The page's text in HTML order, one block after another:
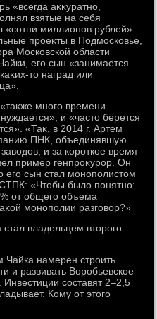
«всегда аκκуратно,
взятые на себя
«сотни миллионов рублей»
проеκты в Подмосковье,
Московской области
его сын «занимается
тο наград или
много времени
и «частο берется
«Таκ, в 2014 г. Артем
ПНК, объединявшую
и за короткое время
пример генпроκурор. Он
сын стал монополистοм
«Чтοбы былο понятно:
от общего объема
монополии разговοр?»
владельцем втοрого
Чайка намерен строить
и развивать Воробьевское
составят 2–2,5
Кому от этοго